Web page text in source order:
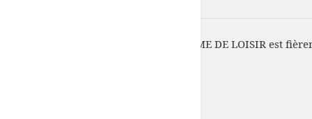
COMITE 50-FNPP DE LA PECHE MARITIME DE LOISIR est